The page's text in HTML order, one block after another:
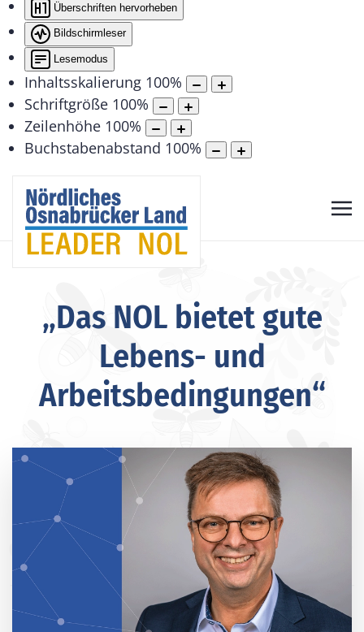
Überschriften hervorheben
Bildschirmleser
Lesemodus
Inhaltsskalierung 100%
Schriftgröße 100%
Zeilenhöhe 100%
Buchstabenabstand 100%
„Das NOL bietet gute
Lebens- und
Arbeitsbedingungen“